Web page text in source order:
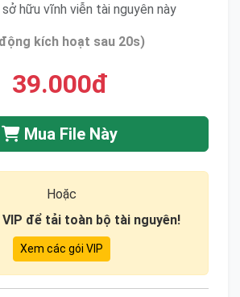
hữu vĩnh viễn tài nguyên này
kích hoạt sau 20s)
39.000đ
Mua File Này
Hoặc
VIP để tải toàn bộ tài nguyên!
Xem các gói VIP